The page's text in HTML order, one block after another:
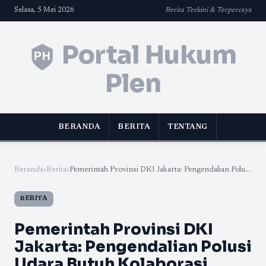
Selasa, 5 Mei 2026 Berita Terkini & Terpercaya
Portal Hukum
Plen
BERANDA BERITA TENTANG
Beranda›Berita›Pemerintah Provinsi DKI Jakarta: Pengendalian Polu...
BERITA
Pemerintah Provinsi DKI
Jakarta: Pengendalian Polusi